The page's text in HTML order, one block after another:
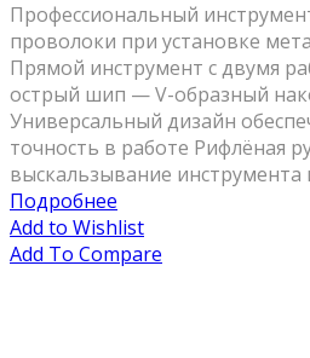
Профессиональный
проволоки при установке
Прямой инструмент с двумя
острый шип — V-образный
Универсальный дизайн
точность в работе Рифлёная
выскальзывание инструмента
Подробнее
Add to Wishlist
Add To Compare